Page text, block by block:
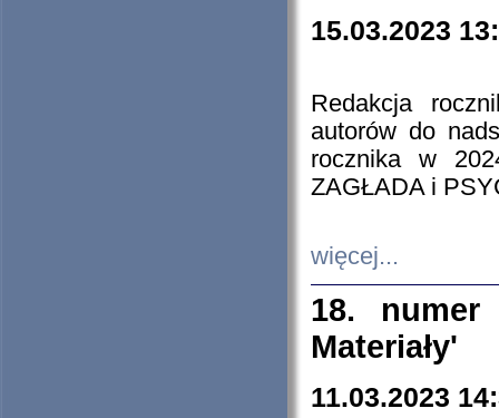
15.03.2023
Redakcja
autorów do
rocznika w
ZAGŁADA i
więcej...
18. numer
Materiały'
11.03.2023